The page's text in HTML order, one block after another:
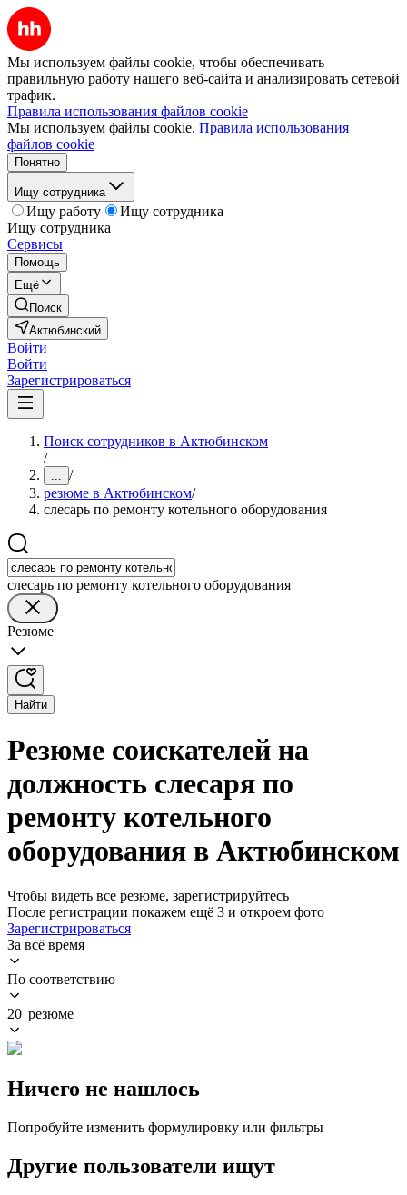
Мы используем файлы cookie, чтобы обеспечивать
правильную работу нашего веб-сайта и анализировать сетевой
трафик.
Правила использования файлов cookie
Мы используем файлы cookie. Правила использования
файлов cookie
Понятно
Ищу сотрудника
Ищу работу
Ищу сотрудника
Ищу сотрудника
Сервисы
Помощь
Ещё
Поиск
Актюбинский
Войти
Войти
Зарегистрироваться
Поиск сотрудников в Актюбинском
/
... /
резюме в Актюбинском/
слесарь по ремонту котельного оборудования
слесарь по ремонту котельного оборудования
Резюме
Найти
Резюме соискателей на
должность слесаря по
ремонту котельного
оборудования в Актюбинском
Чтобы видеть все резюме, зарегистрируйтесь
После регистрации покажем ещё 3 и откроем фото
Зарегистрироваться
За всё время
По соответствию
20 резюме
Ничего не нашлось
Попробуйте изменить формулировку или фильтры
Другие пользователи ищут